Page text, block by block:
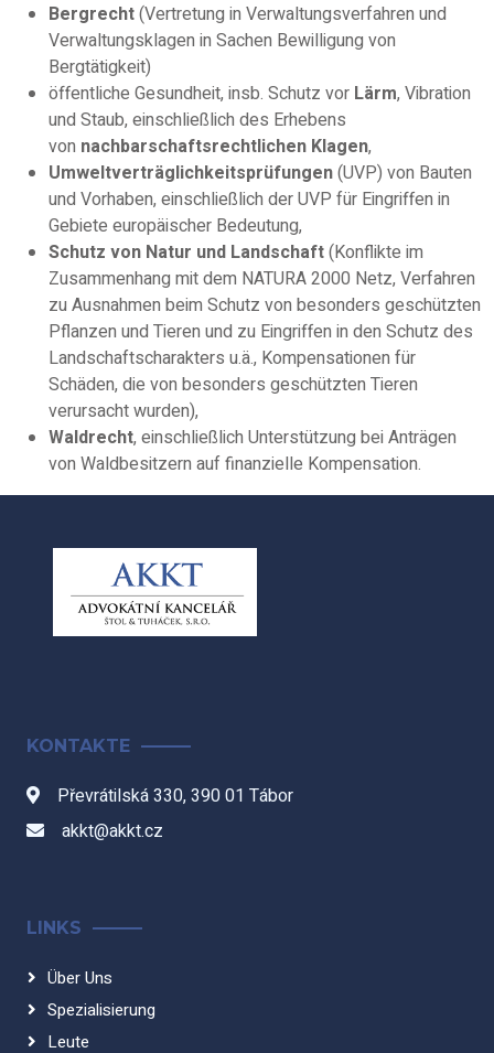
Bergrecht(Vertretung in Verwaltungsverfahren und
Verwaltungsklagen in Sachen Bewilligung von
Bergtätigkeit)
öffentliche Gesundheit, insb. Schutz vor Lärm, Vibration
und Staub, einschließlich des Erhebens
von nachbarschaftsrechtlichen Klagen,
Umweltverträglichkeitsprüfungen(UVP) von Bauten
und Vorhaben, einschließlich der UVP für Eingriffen in
Gebiete europäischer Bedeutung,
Schutz von Natur und Landschaft(Konflikte im
Zusammenhang mit dem NATURA 2000 Netz, Verfahren
zu Ausnahmen beim Schutz von besonders geschützten
Pflanzen und Tieren und zu Eingriffen in den Schutz des
Landschaftscharakters u.ä., Kompensationen für
Schäden, die von besonders geschützten Tieren
verursacht wurden),
Waldrecht, einschließlich Unterstützung bei Anträgen
von Waldbesitzern auf finanzielle Kompensation.
KONTAKTE
Převrátilská 330, 390 01 Tábor
akkt@akkt.cz
LINKS
Über Uns
Spezialisierung
Leute